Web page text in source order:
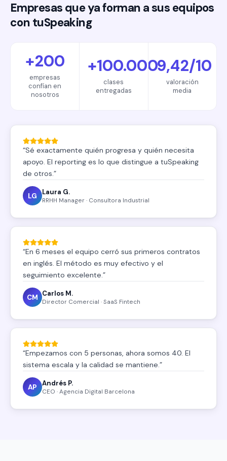
Empresas que ya forman a sus equipos
con tuSpeaking
+200
empresas
confían en
nosotros
+100.000
clases
entregadas
9,42/10
valoración
media
“Sé exactamente quién progresa y quién necesita
apoyo. El reporting es lo que distingue a tuSpeaking
de otros.”
LG Laura G.
RRHH Manager · Consultora Industrial
“En 6 meses el equipo cerró sus primeros contratos
en inglés. El método es muy efectivo y el
seguimiento excelente.”
CM Carlos M.
Director Comercial · SaaS Fintech
“Empezamos con 5 personas, ahora somos 40. El
sistema escala y la calidad se mantiene.”
AP Andrés P.
CEO · Agencia Digital Barcelona